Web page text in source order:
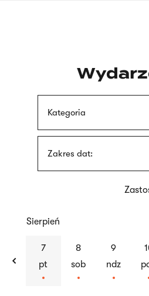
Kategoria
Zakres dat:
previous
Sierpień
7
pt
8
sob
9
ndz